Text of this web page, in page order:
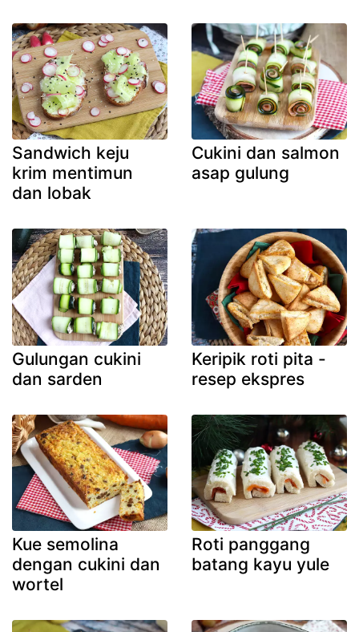
Sandwich keju
krim mentimun
dan lobak
Cukini dan salmon
asap gulung
Gulungan cukini
dan sarden
Keripik roti pita -
resep ekspres
Kue semolina
dengan cukini dan
wortel
Roti panggang
batang kayu yule